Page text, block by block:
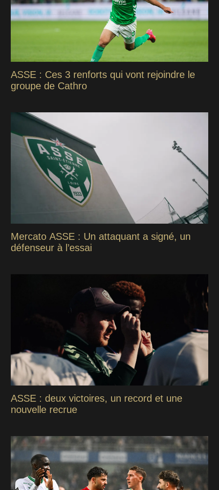
ASSE : Ces 3 renforts qui vont rejoindre le
groupe de Cathro
Mercato ASSE : Un attaquant a signé, un
défenseur à l’essai
ASSE : deux victoires, un record et une
nouvelle recrue